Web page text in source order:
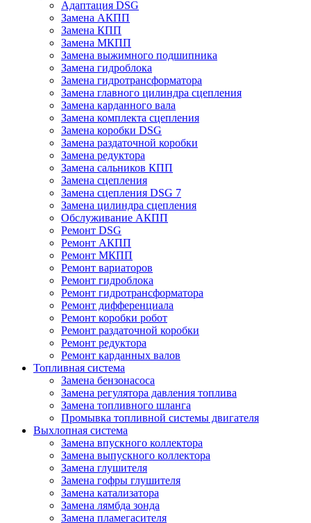
Адаптация DSG
Замена АКПП
Замена КПП
Замена МКПП
Замена выжимного подшипника
Замена гидроблока
Замена гидротрансформатора
Замена главного цилиндра сцепления
Замена карданного вала
Замена комплекта сцепления
Замена коробки DSG
Замена раздаточной коробки
Замена редуктора
Замена сальников КПП
Замена сцепления
Замена сцепления DSG 7
Замена цилиндра сцепления
Обслуживание АКПП
Ремонт DSG
Ремонт АКПП
Ремонт МКПП
Ремонт вариаторов
Ремонт гидроблока
Ремонт гидротрансформатора
Ремонт дифференциала
Ремонт коробки робот
Ремонт раздаточной коробки
Ремонт редуктора
Ремонт карданных валов
Топливная система
Замена бензонасоса
Замена регулятора давления топлива
Замена топливного шланга
Промывка топливной системы двигателя
Выхлопная система
Замена впускного коллектора
Замена выпускного коллектора
Замена глушителя
Замена гофры глушителя
Замена катализатора
Замена лямбда зонда
Замена пламегасителя